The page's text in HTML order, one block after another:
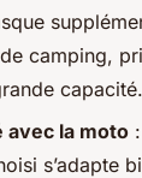
camping,
capacité.
avec la moto
s’adapte